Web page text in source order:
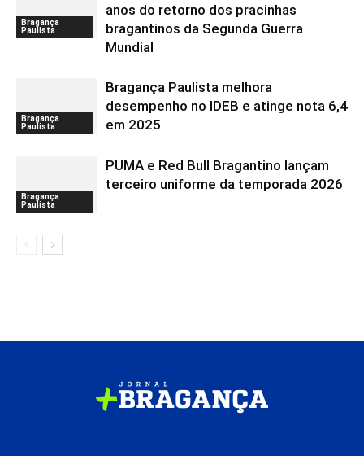
Bragança
Paulista
anos do retorno dos pracinhas
bragantinos da Segunda Guerra
Mundial
Bragança
Paulista
Bragança Paulista melhora
desempenho no IDEB e atinge nota 6,4
em 2025
Bragança
Paulista
PUMA e Red Bull Bragantino lançam
terceiro uniforme da temporada 2026